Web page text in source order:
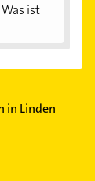
ist
in Linden